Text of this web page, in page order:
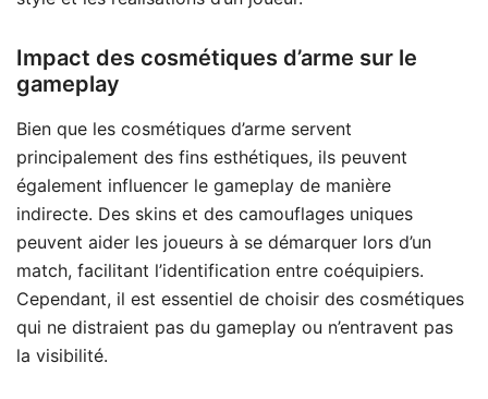
Impact des cosmétiques d’arme sur le
gameplay
Bien que les cosmétiques d’arme servent
principalement des fins esthétiques, ils peuvent
également influencer le gameplay de manière
indirecte. Des skins et des camouflages uniques
peuvent aider les joueurs à se démarquer lors d’un
match, facilitant l’identification entre coéquipiers.
Cependant, il est essentiel de choisir des cosmétiques
qui ne distraient pas du gameplay ou n’entravent pas
la visibilité.